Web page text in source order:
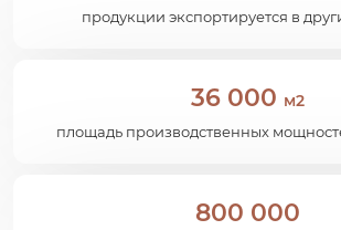
продукции экспортируется в
36 000 м2
площадь производственных
800 000